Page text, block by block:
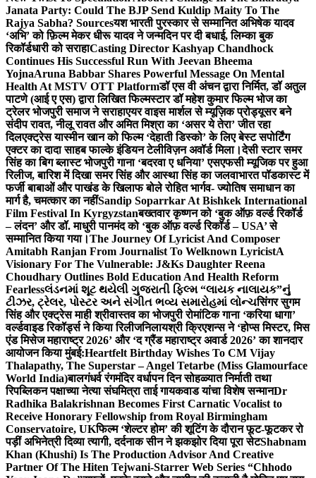
Janata Party: Could The BJP Send Kuldip Maity To The
Rajya Sabha? Sourcesयश भारती पुरस्कार से सम्मानित अभिषेक यादव
‘अभि’ को फ़िल्म मेकर धीरू यादव ने जन्मदिन पर दी बधाई, लिम्का बुक
रिकॉर्डधारी को सराहाCasting Director Kashyap Chandhock
Continues His Successful Run With Jeevan Bheema
YojnaAruna Babbar Shares Powerful Message On Mental
Health At MSTV OTT Platformडॉ एस वी अंचन द्वारा निर्मित, डॉ अतुल
पाटणे (आई ए एस) द्वारा लिखित फिल्मस्टार डॉ महेश कुमार फिल्म भोज का
ट्रेलर भोजपुरी समाज ने सराहाएयर वाइस मार्शल से म्यूज़िक प्रोड्यूसर बने
संदीप रावत, नीलू रावत और अमित मिश्रा का ‘असर ये तेरा’ जीत रहा
दिलएक्ट्रेस यास्मीन खान को फिल्म ‘देहाती डिस्को’ के लिए बेस्ट सपोर्टिंग
एक्टर का दादा साहब फाल्के इंडियन टेलीविज़न अवॉर्ड मिला।देसी स्टार समर
सिंह का बिग ब्लास्ट भोजपुरी गाना ‘बदरवा ए धनिया’ एसएफसी म्यूजिक पर हुआ
रिलीज, बारिश में दिखा समर सिंह और आस्था सिंह का जलवाभारत पॉडकास्ट में
फर्जी बाबाओं और पाखंड के खिलाफ बोले रोहित भार्गव- ज्योतिष समाधान का
मार्ग है, चमत्कार का नहींSandip Soparrkar At Bishkek International
Film Festival In Kyrgyzstanबख्तवार कृष्णन को ‘बुक ऑफ़ वर्ल्ड रिकॉर्ड
– लंदन’ और डॉ. माधुरी पानमंद को ‘बुक ऑफ़ वर्ल्ड रिकॉर्ड – USA’ से
सम्मानित किया गया।The Journey Of Lyricist And Composer
Amitabh Ranjan From Journalist To Welknown LyricistA
Visionary For The Vulnerable: J&Ks Daughter Reena
Choudhary Outlines Bold Education And Health Reform
Fearlessલંડનમાં શૂટ થયેલી ગુજરાતી ફિલ્મ “લાયક નાલાયક”નું
ટીઝર, ટ્રેલર, પોસ્ટર અને સંગીત ભવ્ય સમારોહમાં લોન્ચसिंगर सुगम
सिंह और एक्ट्रेस माही श्रीवास्तव का भोजपुरी रोमांटिक गाना ‘करिया धागा’
वर्ल्डवाइड रिकॉर्ड्स ने किया रिलीजनिलायश्री क्रिएशन्स ने ‘होप्स मिस्टर, मिस
एंड मिसेज महाराष्ट्र 2026’ और ‘द ग्रैंड महाराष्ट्र अवार्ड 2026’ का शानदार
आयोजन किया मुंबई:Heartfelt Birthday Wishes To CM Vijay
Thalapathy, The Superstar – Angel Tetarbe (Miss Glamourface
World India)बालगंधर्व रंगमंदिर वर्धापन दिन सोहळ्यात निर्माती तथा
रिपब्लिकन पक्षाच्या नेत्या संघमित्रा ताई गायकवाड यांचा विशेष सन्मानDr
Radhika Balakrishnan Becomes First Carnatic Vocalist to
Receive Honorary Fellowship from Royal Birmingham
Conservatoire, UKफिल्म ‘शेल्टर होम’ की शूटिंग के दौरान फूट-फूटकर रो
पड़ीं अभिनेत्री दिव्या त्यागी, दर्दनाक सीन ने झकझोर दिया पूरा सेटShabnam
Khan (Khushi) Is The Production Advisor And Creative
Partner Of The Hiten Tejwani-Starrer Web Series “Chhodo